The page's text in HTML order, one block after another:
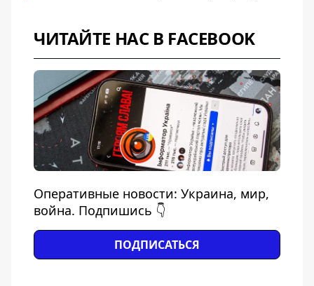
ЧИТАЙТЕ НАС В FACEBOOK
Оперативные новости: Украина, мир,
война. Подпишись 👇
ПОДПИСАТЬСЯ